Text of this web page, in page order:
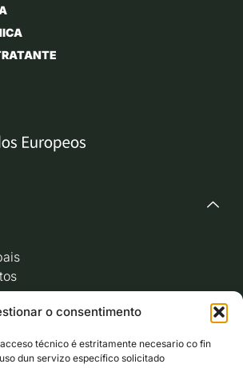
o consentimento
técnico é estritamente necesario co fin
dun servizo específico solicitado
local